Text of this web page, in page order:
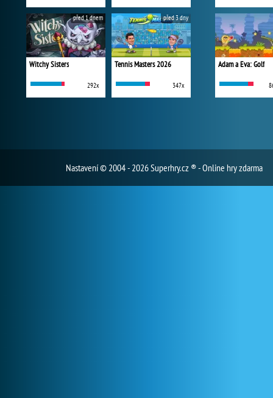
Witchy Sisters
292x
před 1 dnem
Tennis Masters 2026
347x
před 3 dny
Adam a Eva: Golf
Nastavení© 2004 - 2026 Superhry.cz ® - Online hry zdarma